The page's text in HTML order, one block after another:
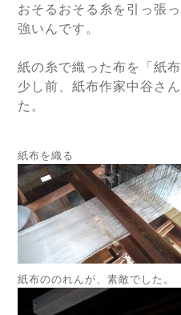
おそるおそる糸を引っ張
強いんです。
紙の糸で織った布を「紙
少し前、紙布作家中谷さ
た。
紙布を織る
紙布ののれんが、素敵でした。